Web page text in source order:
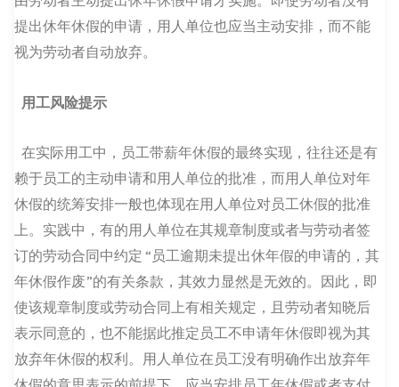
提出休年休假的申请，用人单位也应当主动安排，而不能
视为劳动者自动放弃。
用工风险提示
在实际用工中，员工带薪年休假的最终实现，往往还是有
赖于员工的主动申请和用人单位的批准，而用人单位对年
休假的统筹安排一般也体现在用人单位对员工休假的批准
上。实践中，有的用人单位在其规章制度或者与劳动者签
订的劳动合同中约定 “员工逾期未提出休年假的申请的，其
年休假作废”的有关条款，其效力显然是无效的。因此，即
使该规章制度或劳动合同上有相关规定，且劳动者知晓后
表示同意的，也不能据此推定员工不申请年休假即视为其
放弃年休假的权利。用人单位在员工没有明确作出放弃年